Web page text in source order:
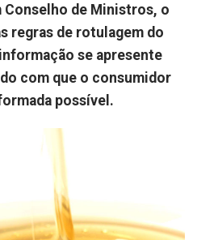
Conselho de Ministros, o
regras de rotulagem do
se apresente
com que o consumidor
possível.